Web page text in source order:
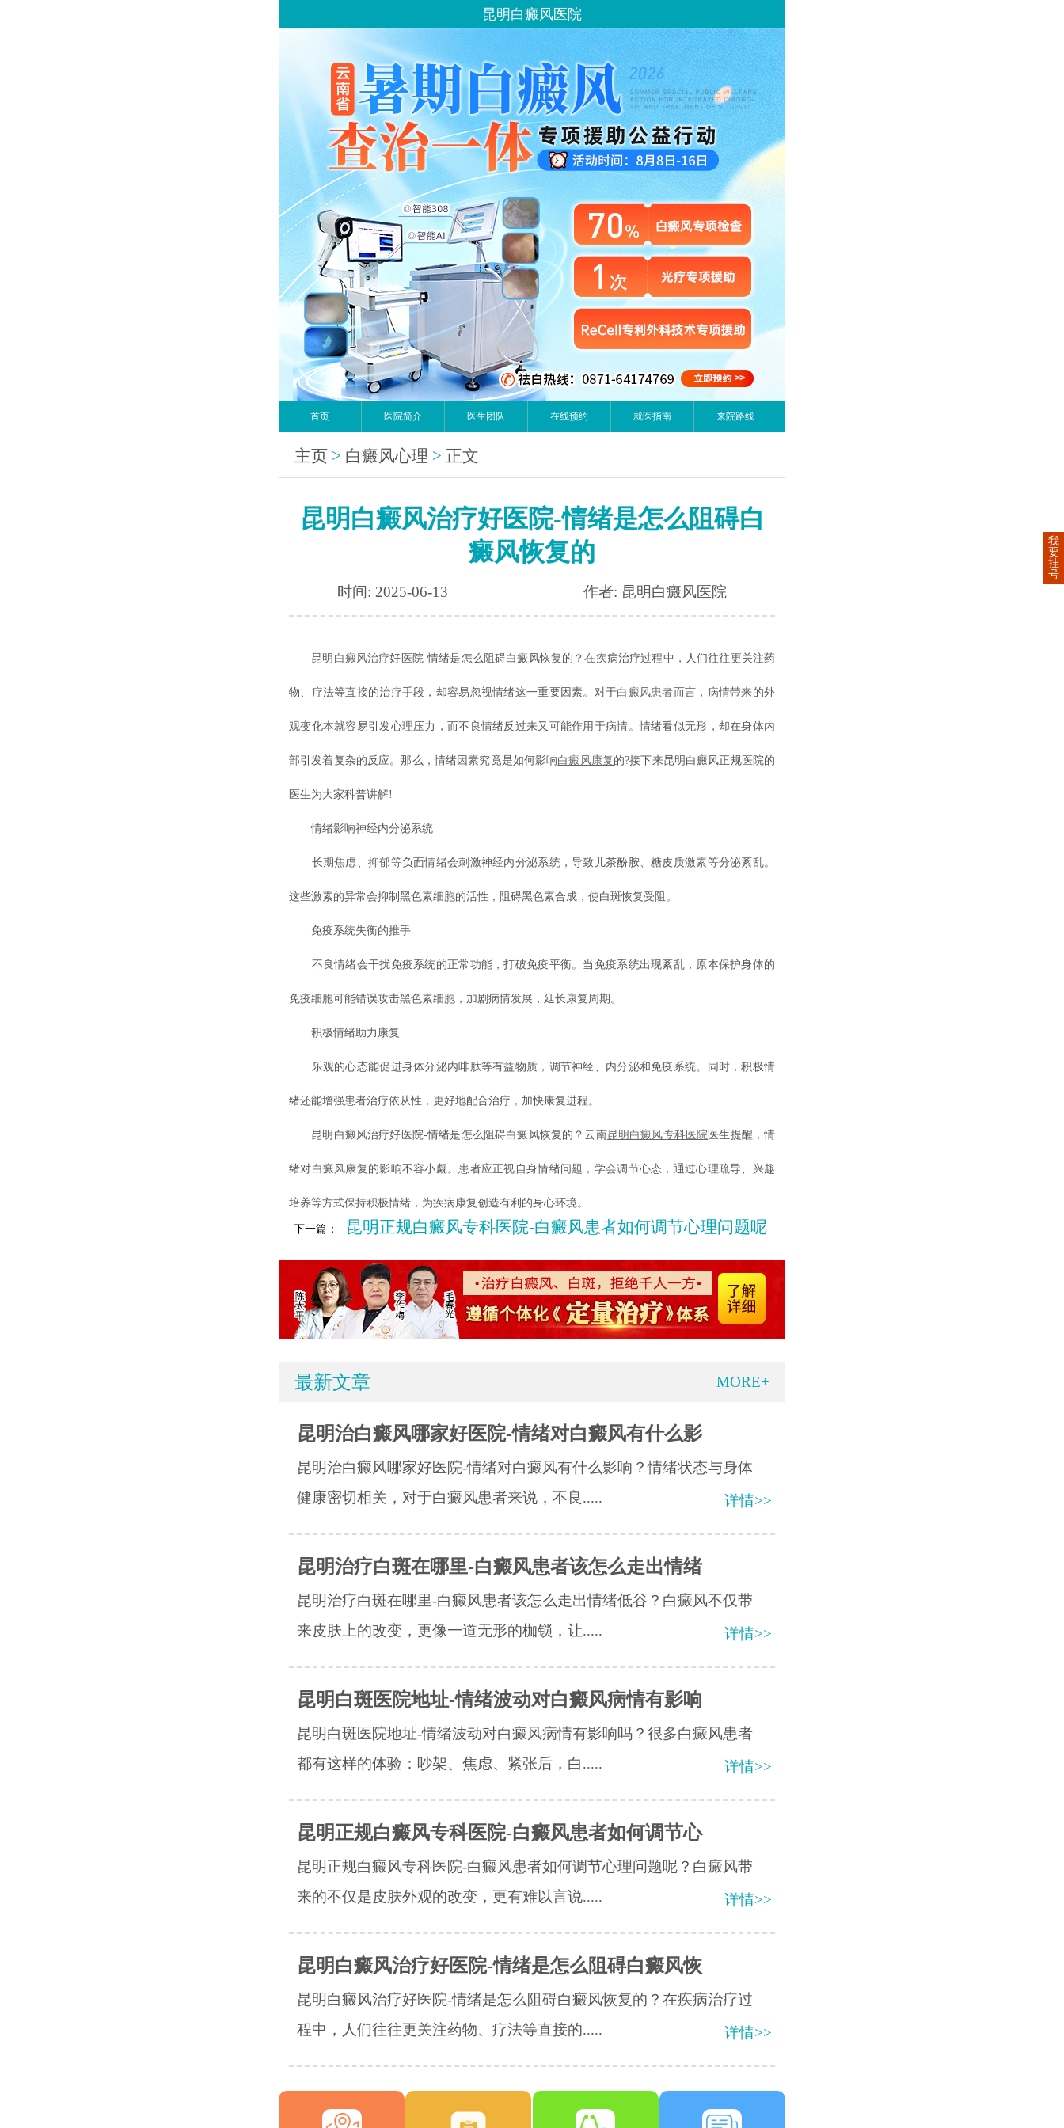
昆明白癜风医院
首页 医院简介 医生团队 在线预约 就医指南 来院路线
主页 > 白癜风心理 > 正文
昆明白癜风治疗好医院-情绪是怎么阻碍白
癜风恢复的
时间: 2025-06-13 作者: 昆明白癜风医院
昆明 白癜风治疗好医院-情绪是怎么阻碍白癜风恢复的？在疾病治疗过程中，人们往往更关注药
物、疗法等直接的治疗手段，却容易忽视情绪这一重要因素。对于白癜风患者而言，病情带来的外
观变化本就容易引发心理压力，而不良情绪反过来又可能作用于病情。情绪看似无形，却在身体内
部引发着复杂的反应。那么，情绪因素究竟是如何影响白癜风康复 的?接下来昆明白癜风正规医院的
医生为大家科普讲解!
情绪影响神经内分泌系统
长期焦虑、抑郁等负面情绪会刺激神经内分泌系统，导致儿茶酚胺、糖皮质激素等分泌紊乱。
这些激素的异常会抑制黑色素细胞的活性，阻碍黑色素合成，使白斑恢复受阻。
免疫系统失衡的推手
不良情绪会干扰免疫系统的正常功能，打破免疫平衡。当免疫系统出现紊乱，原本保护身体的
免疫细胞可能错误攻击黑色素细胞，加剧病情发展，延长康复周期。
积极情绪助力康复
乐观的心态能促进身体分泌内啡肽等有益物质，调节神经、内分泌和免疫系统。同时，积极情
绪还能增强患者治疗依从性，更好地配合治疗，加快康复进程。
昆明白癜风治疗好医院-情绪是怎么阻碍白癜风恢复的？云南昆明白癜风专科医院 医生提醒，情
绪对白癜风康复的影响不容小觑。患者应正视自身情绪问题，学会调节心态，通过心理疏导、兴趣
培养等方式保持积极情绪，为疾病康复创造有利的身心环境。
下一篇： 昆明正规白癜风专科医院-白癜风患者如何调节心理问题呢
最新文章 MORE+
昆明治白癜风哪家好医院-情绪对白癜风有什么影
昆明治白癜风哪家好医院-情绪对白癜风有什么影响？情绪状态与身体
健康密切相关，对于白癜风患者来说，不良.....
详情>>
昆明治疗白斑在哪里-白癜风患者该怎么走出情绪
昆明治疗白斑在哪里-白癜风患者该怎么走出情绪低谷？白癜风不仅带
来皮肤上的改变，更像一道无形的枷锁，让.....
详情>>
昆明白斑医院地址-情绪波动对白癜风病情有影响
昆明白斑医院地址-情绪波动对白癜风病情有影响吗？很多白癜风患者
都有这样的体验：吵架、焦虑、紧张后，白.....
详情>>
昆明正规白癜风专科医院-白癜风患者如何调节心
昆明正规白癜风专科医院-白癜风患者如何调节心理问题呢？白癜风带
来的不仅是皮肤外观的改变，更有难以言说.....
详情>>
昆明白癜风治疗好医院-情绪是怎么阻碍白癜风恢
昆明白癜风治疗好医院-情绪是怎么阻碍白癜风恢复的？在疾病治疗过
程中，人们往往更关注药物、疗法等直接的.....
详情>>
我
要
挂
号